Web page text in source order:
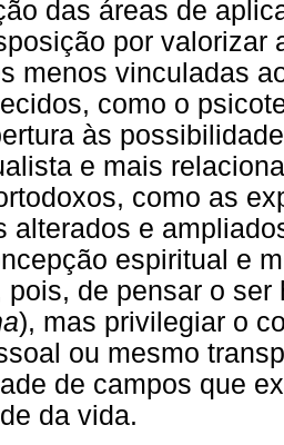
das áreas de
por valorizar
menos vinculadas
como o
às
e mais
como as
alterados e
espiritual e
pois, de pensar o
), mas privilegiar o
ou mesmo
de campos que
da vida.